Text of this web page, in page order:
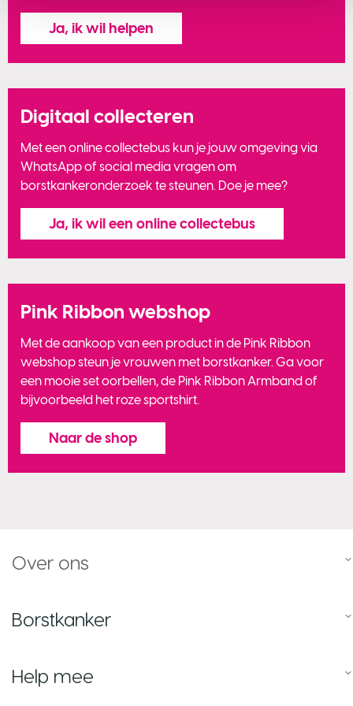
Ja, ik wil helpen
Digitaal collecteren
Met een online collectebus kun je jouw omgeving via
WhatsApp of social media vragen om
borstkankeronderzoek te steunen. Doe je mee?
Ja, ik wil een online collectebus
Pink Ribbon webshop
Met de aankoop van een product in de Pink Ribbon
webshop steun je vrouwen met borstkanker. Ga voor
een mooie set oorbellen, de Pink Ribbon Armband of
bijvoorbeeld het roze sportshirt.
Naar de shop
Over ons
Borstkanker
Help mee